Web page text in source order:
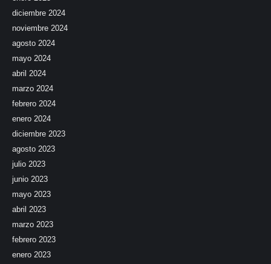
diciembre 2024
noviembre 2024
agosto 2024
mayo 2024
abril 2024
marzo 2024
febrero 2024
enero 2024
diciembre 2023
agosto 2023
julio 2023
junio 2023
mayo 2023
abril 2023
marzo 2023
febrero 2023
enero 2023